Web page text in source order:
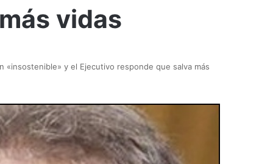
vidas
«insostenible» y el Ejecutivo responde que salva más